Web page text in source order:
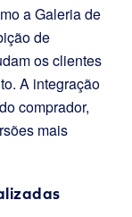
a Galeria de
de
os clientes
A integração
comprador,
mais